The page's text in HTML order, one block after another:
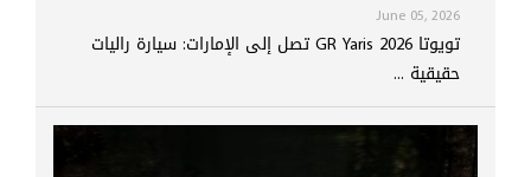
June 05, 2026
تويوتا GR Yaris 2026 تصل إلى الإمارات: سيارة راليات
حقيقية ...